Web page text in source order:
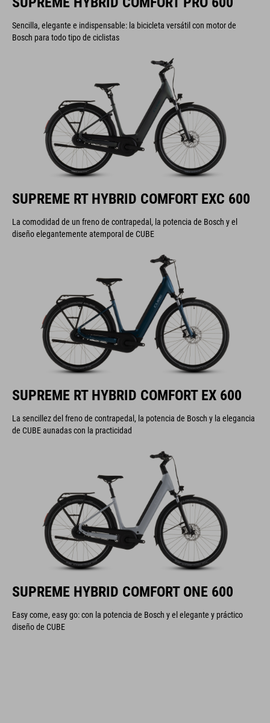
Sencilla, elegante e indispensable: la bicicleta versátil con motor de
Bosch para todo tipo de ciclistas
SUPREME RT HYBRID COMFORT EXC 600
La comodidad de un freno de contrapedal, la potencia de Bosch y el
diseño elegantemente atemporal de CUBE
SUPREME RT HYBRID COMFORT EX 600
La sencillez del freno de contrapedal, la potencia de Bosch y la elegancia
de CUBE aunadas con la practicidad
SUPREME HYBRID COMFORT ONE 600
Easy come, easy go: con la potencia de Bosch y el elegante y práctico
diseño de CUBE